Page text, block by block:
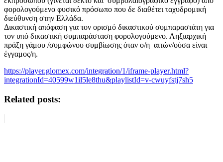
φορολογούμενο φυσικό πρόσωπο που δε διαθέτει ταχυδρομική
διεύθυνση στην Ελλάδα.
Δικαστική απόφαση για τον ορισμό δικαστικού συμπαραστάτη για
τον υπό δικαστική συμπαράσταση φορολογούμενο. Ληξιαρχική
πράξη γάμου /συμφώνου συμβίωσης όταν ο/η αιτών/ούσα είναι
έγγαμος/η.
https://player.glomex.com/integration/1/iframe-player.html?
integrationId=40599w1il5le8thu&playlistId=v-cwuyfstj7sh5
Related posts: